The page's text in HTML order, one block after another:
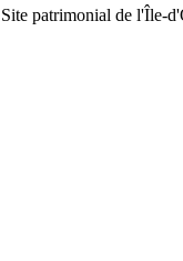
Site patrimonial de l'Île-